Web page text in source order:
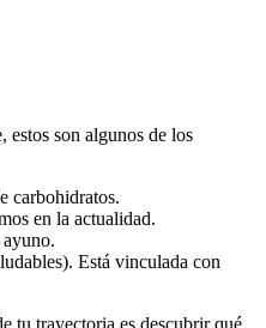
estos son algunos de los
carbohidratos.
en la actualidad.
Está vinculada con
tu trayectoria es descubrir qué